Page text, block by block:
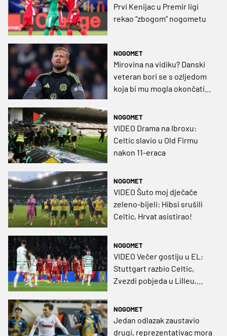
Prvi Kenijac u Premir ligi
rekao “zbogom” nogometu
NOGOMET
Mirovina na vidiku? Danski
veteran bori se s ozljedom
koja bi mu mogla okončati
NOGOMET
VIDEO Drama na Ibroxu:
Celtic slavio u Old Firmu
nakon 11-eraca
NOGOMET
VIDEO Šuto moj dječače
zeleno-bijeli: Hibsi srušili
Celtic, Hrvat asistirao!
NOGOMET
VIDEO Večer gostiju u EL:
Stuttgart razbio Celtic,
Zvezdi pobjeda u Lilleu,
NOGOMET
Jedan odlazak zaustavio
drugi, reprezentativac mora